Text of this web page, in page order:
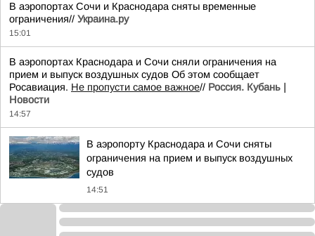
В аэропортах Сочи и Краснодара сняты временные
ограничения// Украина.ру
15:01
В аэропортах Краснодара и Сочи сняли ограничения на
прием и выпуск воздушных судов Об этом сообщает
Росавиация. Не пропусти самое важное// Россия. Кубань |
Новости
14:57
В аэропорту Краснодара и Сочи сняты
ограничения на прием и выпуск воздушных
судов
14:51